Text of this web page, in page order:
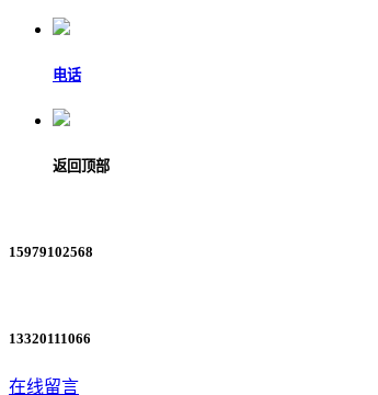
电话
返回顶部
15979102568
13320111066
在线留言